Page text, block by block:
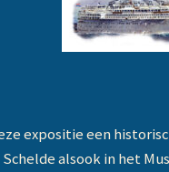
expositie een
alsook in het